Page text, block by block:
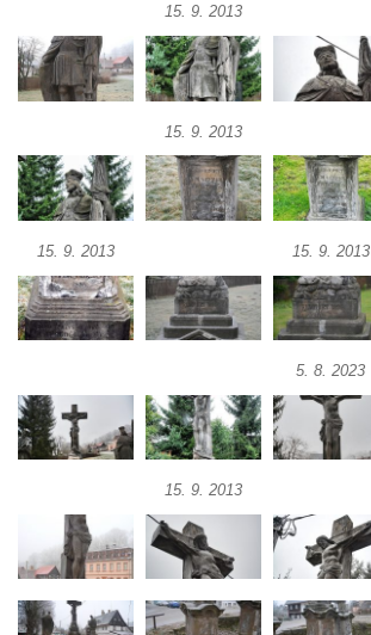
Reliéf Rodina a práce na budově záložny
čp. 69/1 v Českých Budějovicích
Socha Jana Valeria Jirsíka u Černé věže v
Socha Krista klesajícího pod křížem u
kostela svatého Mikuláše v Českých
Budějovicích
Socha svatého Jana Nepomuckého u
kostela svaté Rodiny v Českých
Budějovicích
Socha Tornádo v parku na Senovážném
náměstí v Českých Budějovicích
Sousoší Humanoidi na Lannově třídě v
Českých Budějovicích
Pomník Vojtěcha Adalberta Lanny v parku
Pomník Přemysla Otakara II. v parku Na
15. 9. 2013
15. 9. 2013
15. 9. 2013 15. 9. 2013
5. 8. 2023
15. 9. 2013